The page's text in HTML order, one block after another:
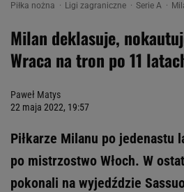
Piłka nożna Ligi zagraniczne Serie A
Milan deklasuje,
Wraca na tron po 11
Paweł Matys
22 maja 2022, 19:57
Piłkarze Milanu po jedenastu
po mistrzostwo Włoch. W
pokonali na wyjedździe